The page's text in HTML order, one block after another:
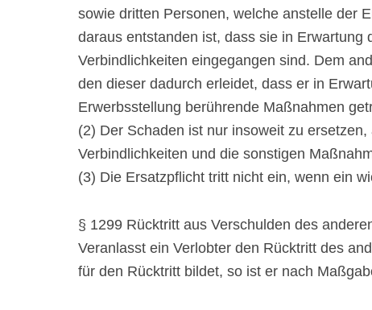
sowie dritten Personen, welche anstelle der
daraus entstanden ist, dass sie in
Verbindlichkeiten eingegangen sind. Dem
den dieser dadurch erleidet, dass er in
Erwerbsstellung berührende Maßnahmen
(2) Der Schaden ist nur insoweit zu
Verbindlichkeiten und die sonstigen
(3) Die Ersatzpflicht tritt nicht ein, wenn ein
§ 1299 Rücktritt aus Verschulden des
Veranlasst ein Verlobter den Rücktritt des
für den Rücktritt bildet, so ist er nach